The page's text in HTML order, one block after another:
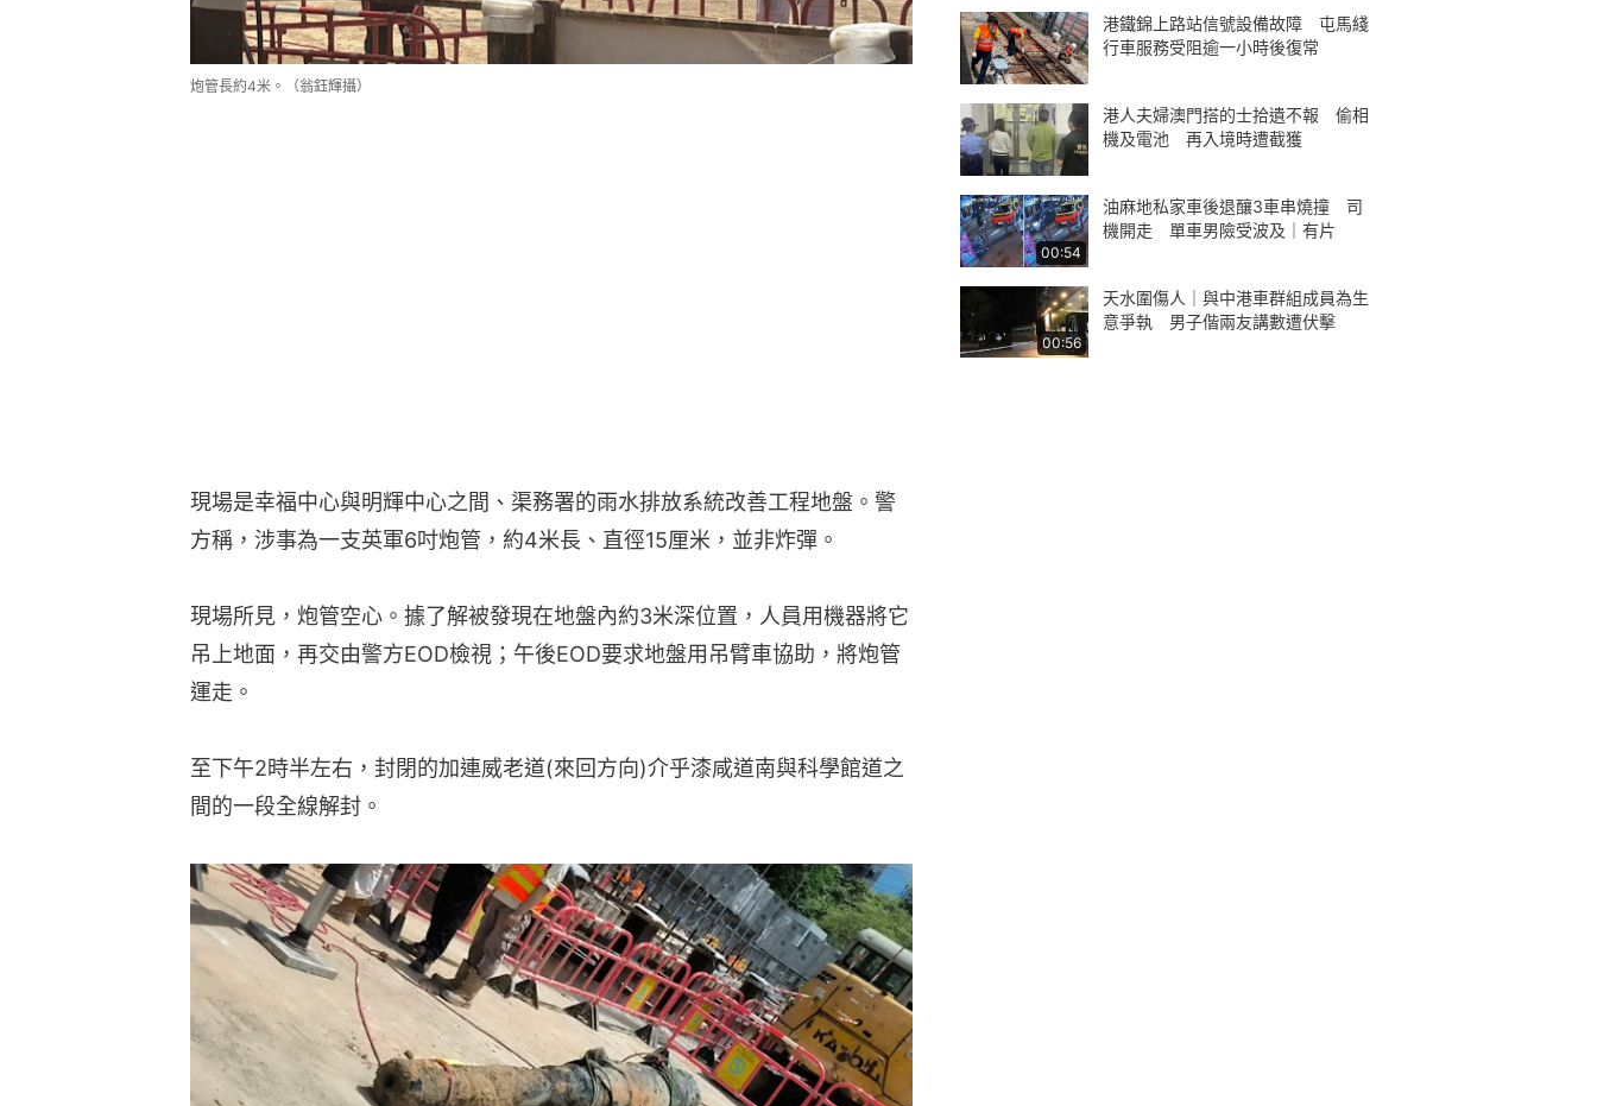
炮管長約4米。（翁鈺輝攝）
現場是幸福中心與明輝中心之間、渠務署的雨水排放系統改善工程地盤。警
方稱，涉事為一支英軍6吋炮管，約4米長、直徑15厘米，並非炸彈。
現場所見，炮管空心。據了解被發現在地盤內約3米深位置，人員用機器將它
吊上地面，再交由警方EOD檢視；午後EOD要求地盤用吊臂車協助，將炮管
運走。
至下午2時半左右，封閉的加連威老道(來回方向)介乎漆咸道南與科學館道之
間的一段全線解封。
港鐵錦上路站信號設備故障 屯馬綫
行車服務受阻逾一小時後復常
港人夫婦澳門搭的士拾遺不報 偷相
機及電池 再入境時遭截獲
00:54
油麻地私家車後退釀3車串燒撞 司
機開走 單車男險受波及｜有片
00:56
天水圍傷人｜與中港車群組成員為生
意爭執 男子偕兩友講數遭伏擊